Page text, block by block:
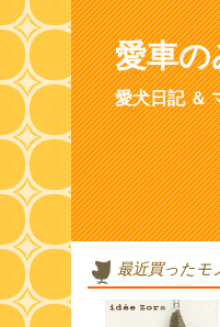
愛車
愛犬日記 ＆
最近買ったモ